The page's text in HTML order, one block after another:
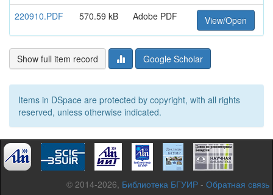
220910.PDF
570.59 kB Adobe PDF View/Open
Show full item record Google Scholar
Items in DSpace are protected by copyright, with all rights
reserved, unless otherwise indicated.
© 2014-2026, Библиотека БГУИР - Обратная связь